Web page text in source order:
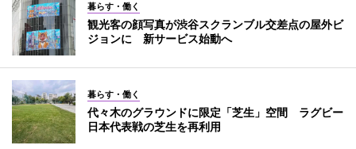
暮らす・働く
観光客の顔写真が渋谷スクランブル交差点の屋外ビ
ジョンに 新サービス始動へ
暮らす・働く
代々木のグラウンドに限定「芝生」空間 ラグビー
日本代表戦の芝生を再利用